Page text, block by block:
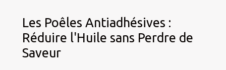
Les Poêles Antiadhésives :
Réduire l'Huile sans Perdre de
Saveur